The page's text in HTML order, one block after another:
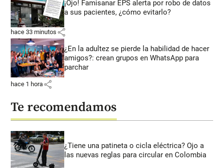
¡Ojo! Famisanar EPS alerta por robo de datos
a sus pacientes, ¿cómo evitarlo?
hace 33 minutos share
¿En la adultez se pierde la habilidad de hacer
amigos?: crean grupos en WhatsApp para
parchar
hace 1 hora share
Te recomendamos
¿Tiene una patineta o cicla eléctrica? Ojo a
las nuevas reglas para circular en Colombia